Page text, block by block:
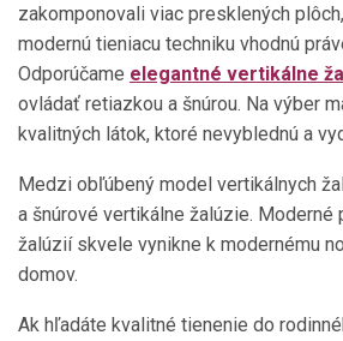
zakomponovali viac presklených
modernú tieniacu techniku vhodnú
Odporúčame elegantné vertikálne
ovládať retiazkou a šnúrou. Na výber
kvalitných látok, ktoré nevyblednú a
Medzi obľúbený model vertikálnych
a šnúrové vertikálne žalúzie. Moderné
žalúzií skvele vynikne k modernému
domov.
Ak hľadáte kvalitné tienenie do